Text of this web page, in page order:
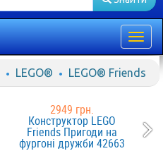
LEGO® LEGO® Friends
2949 грн.
Конструктор LEGO
Friends Пригоди на
фургоні дружби 42663